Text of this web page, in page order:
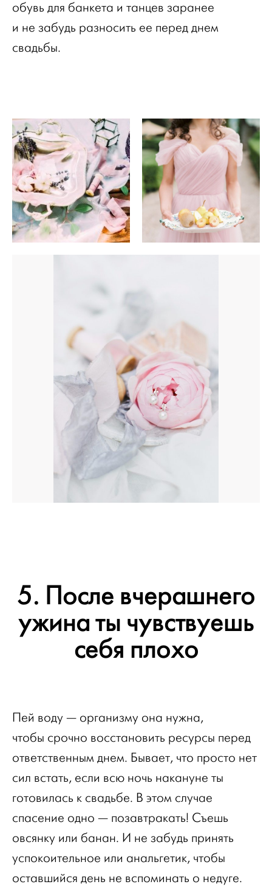
обувь для банкета и танцев заранее
и не забудь разносить ее перед днем
свадьбы.
5. После вчерашнего
ужина ты чувствуешь
себя плохо
Пей воду — организму она нужна,
чтобы срочно восстановить ресурсы перед
ответственным днем. Бывает, что просто нет
сил встать, если всю ночь накануне ты
готовилась к свадьбе. В этом случае
спасение одно — позавтракать! Съешь
овсянку или банан. И не забудь принять
успокоительное или анальгетик, чтобы
оставшийся день не вспоминать о недуге.